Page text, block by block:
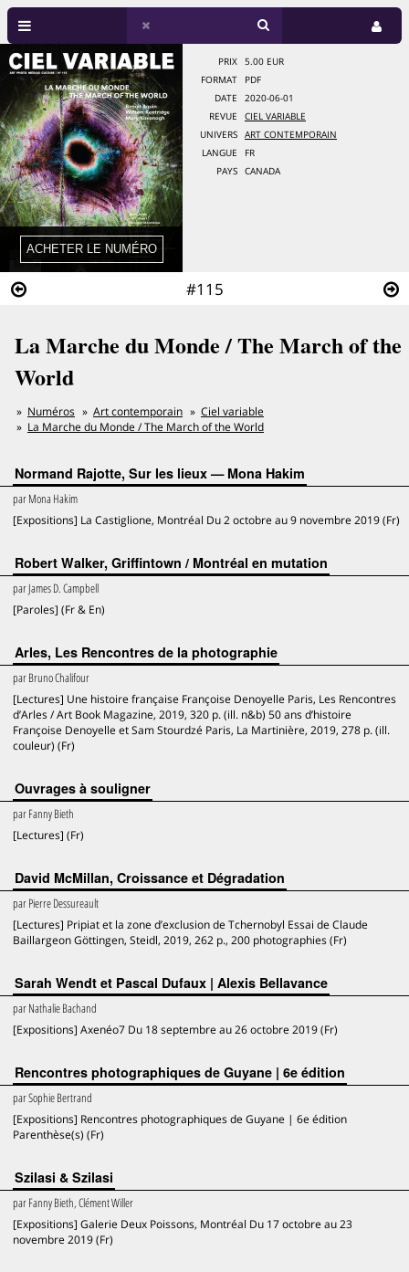
#115
PRIX
5.00 EUR
FORMAT
PDF
DATE
2020-06-01
REVUE
CIEL VARIABLE
UNIVERS
ART CONTEMPORAIN
LANGUE
FR
PAYS
CANADA
La Marche du Monde / The March of the
World
Numéros Art contemporain
Ciel variable
La Marche du Monde / The March of the World
Normand Rajotte, Sur les lieux — Mona Hakim
parMona Hakim
[Expositions] La Castiglione, Montréal Du 2 octobre au 9 novembre 2019 (Fr)
Robert Walker, Griffintown / Montréal en mutation
parJames D. Campbell
[Paroles] (Fr & En)
Arles, Les Rencontres de la photographie
parBruno Chalifour
[Lectures] Une histoire française Françoise Denoyelle Paris, Les Rencontres
d’Arles / Art Book Magazine, 2019, 320 p. (ill. n&b) 50 ans d’histoire
Françoise Denoyelle et Sam Stourdzé Paris, La Martinière, 2019, 278 p. (ill.
couleur) (Fr)
Ouvrages à souligner
parFanny Bieth
[Lectures] (Fr)
David McMillan, Croissance et Dégradation
parPierre Dessureault
[Lectures] Pripiat et la zone d’exclusion de Tchernobyl Essai de Claude
Baillargeon Göttingen, Steidl, 2019, 262 p., 200 photographies (Fr)
Sarah Wendt et Pascal Dufaux | Alexis Bellavance
parNathalie Bachand
[Expositions] Axenéo7 Du 18 septembre au 26 octobre 2019 (Fr)
Rencontres photographiques de Guyane | 6e édition
parSophie Bertrand
[Expositions] Rencontres photographiques de Guyane | 6e édition
Parenthèse(s) (Fr)
Szilasi & Szilasi
parFanny Bieth, Clément Willer
[Expositions] Galerie Deux Poissons, Montréal Du 17 octobre au 23
novembre 2019 (Fr)